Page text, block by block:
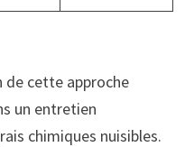
de cette approche
un entretien
chimiques nuisibles.